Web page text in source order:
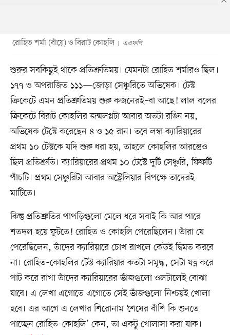
রোহিত শর্মা (বাঁয়ে) ও বিরাট কোহলি এএফপি
শুরুর সবকিছুই থাকে প্রতিশ্রুতিময়। যেমনটা রোহিত শর্মারও ছিল।
১৭৭ ও অপরাজিত ১১১—জোড়া সেঞ্চুরিতে অভিষেক। টেস্ট
ক্রিকেটে এমন প্রতিশ্রুতিময় শুরু কজনেরই–বা আছে! লাল বলের
ক্রিকেটে বিরাট কোহলির জন্মলগ্নটা আবার অতটা রঙিন নয়,
অভিষেক টেস্টে করেছেন ৪ ও ১৫ রান। তবে লম্বা ক্যারিয়ারের
প্রথম ১০ টেস্টকে যদি শুরু ধরা হয়, তাহলে কোহলির আরম্ভেও
ছিল প্রতিশ্রুতি। ক্যারিয়ারের প্রথম ১০ টেস্টে দুটি সেঞ্চুরি, ফিফটি
পাঁচটি। প্রথম সেঞ্চুরিটা আবার অস্ট্রেলিয়ার বিপক্ষে তাদেরই
মাটিতে।
কিন্তু প্রতিশ্রুতির পাপড়িগুলো মেলে ধরে সবাই কি আর পারে
শতদল হয়ে ফুটতে! রোহিত ও কোহলি পেরেছিলেন। তাঁরা যে
পেরেছিলেন, তাঁদের ক্যারিয়ারে চোখ রাখলে কেউই দ্বিমত করবে
না। রোহিত–কোহলির টেস্ট ক্যারিয়ার কতটা সমৃদ্ধ, সেটা যত্ন করে
পাট করে রাখা তাঁদের ক্যারিয়ারের ভাঁজগুলো ওলটালেই বোঝা
যাবে। এ লেখা এগোতে এগোতে সেই ভাঁজগুলো নিশ্চয়ই খোলা
হবে। এর আগে এ লেখার শিরোনাম ‘শেষের বাঁশি কি শুনতে
পাচ্ছেন রোহিত–কোহলি’ কেন, তা একটু খোলাসা করা যাক।